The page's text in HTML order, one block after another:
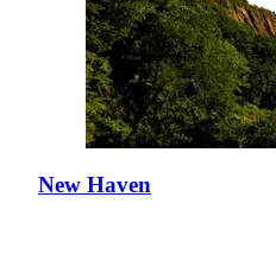
New Haven